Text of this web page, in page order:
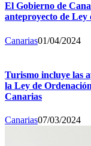
El Gobierno de
anteproyecto de Ley
Canarias01/04/2024
Turismo incluye las
la Ley de
Canarias
Canarias07/03/2024